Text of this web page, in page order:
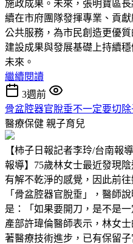
施政成果。未來，張明寶區
續在市府團隊發揮專業、貢
公共服務，為市民創造更優
建設成果與發展基礎上持續
未來。
繼續閱讀
3週前
骨盆腔器官脫垂不一定要切
醫療保健 親子育兒
【柿子日報記者李玲/台南報
報導】75歲林女士最近發現
有解不乾淨的感覺，因此前
「骨盆腔器官脫垂」，醫師
是：「如果要開刀，是不是
產部許瑋倫醫師表示，林女
著醫療技術進步，已有保留